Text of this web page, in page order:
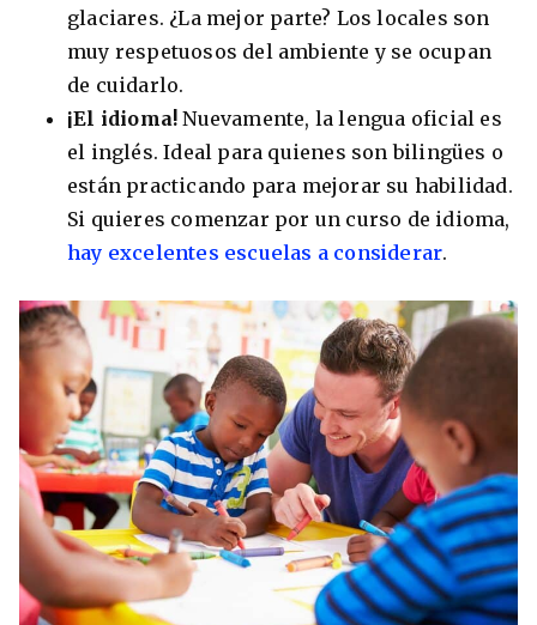
glaciares. ¿La mejor parte? Los locales son
muy respetuosos del ambiente y se ocupan
de cuidarlo.
¡El idioma!Nuevamente, la lengua oficial es
el inglés. Ideal para quienes son bilingües o
están practicando para mejorar su habilidad.
Si quieres comenzar por un curso de idioma,
hay excelentes escuelas a considerar.